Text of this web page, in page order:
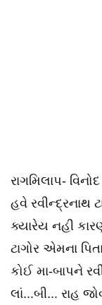
રાગમિલાપ-
હવે રવીન્દ્રનાથ
ક્યારેય નહી
ટાગોર એમના
કોઈ મા-બાપને
લાં...બી... રાહ